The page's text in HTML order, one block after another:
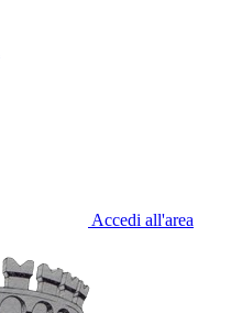
Accedi all'area